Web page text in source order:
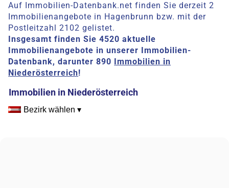
Auf Immobilien-Datenbank.net finden Sie derzeit 2
Immobilienangebote in Hagenbrunn bzw. mit der
Postleitzahl 2102 gelistet.
Insgesamt finden Sie 4520 aktuelle
Immobilienangebote in unserer Immobilien-
Datenbank, darunter 890 Immobilien in
Niederösterreich!
Immobilien in Niederösterreich
Bezirk wählen ▾